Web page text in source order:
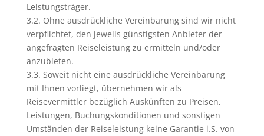
Leistungsträger.
3.2. Ohne ausdrückliche Vereinbarung sind wir nicht
verpflichtet, den jeweils günstigsten Anbieter der
angefragten Reiseleistung zu ermitteln und/oder
anzubieten.
3.3. Soweit nicht eine ausdrückliche Vereinbarung
mit Ihnen vorliegt, übernehmen wir als
Reisevermittler bezüglich Auskünften zu Preisen,
Leistungen, Buchungskonditionen und sonstigen
Umständen der Reiseleistung keine Garantie i.S. von